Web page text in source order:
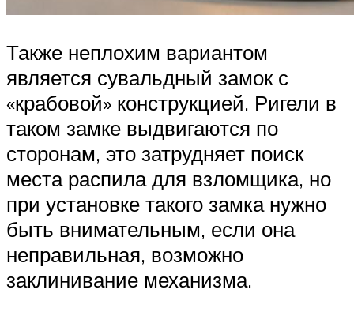
Также неплохим вариантом
является сувальдный замок с
«крабовой» конструкцией. Ригели в
таком замке выдвигаются по
сторонам, это затрудняет поиск
места распила для взломщика, но
при установке такого замка нужно
быть внимательным, если она
неправильная, возможно
заклинивание механизма.